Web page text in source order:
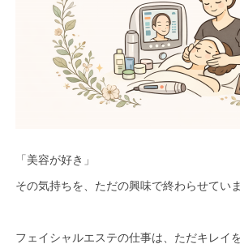
「美容が好き」
その気持ちを、ただの興味で終わらせてい
フェイシャルエステの仕事は、ただキレイ